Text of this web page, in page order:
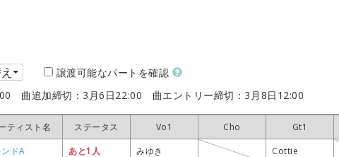
譲渡可能なパートを確認
曲追加締切：3月6日22:00 曲エントリー締切：3月8日12:00
ティスト名 ステータス Vo1 Cho Gt1
ドA あと1人 みゆき Cottie
ティスト名 ステータス Vo1 Cho Gt1
ドA あと1人 みゆき Cottie
ティスト名 ステータス Vo1 Cho Gt1
ドA あと1人 みゆき Cottie
ティスト名 ステータス Vo1 Cho Gt1
ドA あと1人 みゆき Cottie